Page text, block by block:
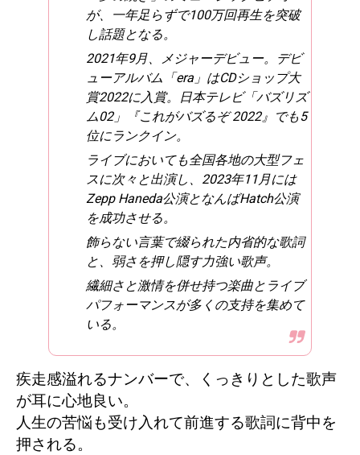
が、一年足らずで100万回再生を突破
し話題となる。
2021年9月、メジャーデビュー。デビ
ューアルバム「era」はCDショップ大
賞2022に入賞。日本テレビ「バズリズ
ム02」『これがバズるぞ 2022』でも5
位にランクイン。
ライブにおいても全国各地の大型フェ
スに次々と出演し、2023年11月には
Zepp Haneda公演となんばHatch公演
を成功させる。
飾らない言葉で綴られた内省的な歌詞
と、弱さを押し隠す力強い歌声。
繊細さと激情を併せ持つ楽曲とライブ
パフォーマンスが多くの支持を集めて
いる。
疾走感溢れるナンバーで、くっきりとした歌声
が耳に心地良い。
人生の苦悩も受け入れて前進する歌詞に背中を
押される。